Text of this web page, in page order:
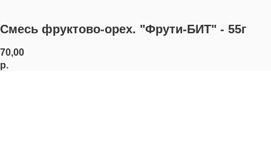
Смесь фруктово-орех. "Фрути-БИТ" - 55г
70,00
р.